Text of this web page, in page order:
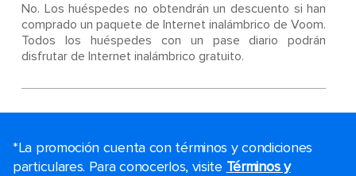
No. Los huéspedes no obtendrán un descuento si han
comprado un paquete de Internet inalámbrico de Voom.
Todos los huéspedes con un pase diario podrán
disfrutar de Internet inalámbrico gratuito.
*La promoción cuenta con términos y condiciones
particulares. Para conocerlos, visite Términos y